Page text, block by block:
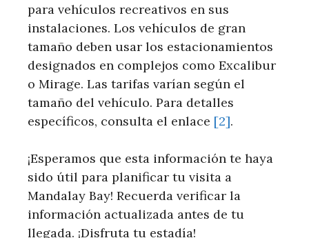
para vehículos recreativos en sus
instalaciones. Los vehículos de gran
tamaño ​deben usar los estacionamientos
designados en complejos como Excalibur
o Mirage. Las tarifas varían según el
tamaño del vehículo. Para detalles
específicos, consulta el enlace [2].
¡Esperamos que​ esta información te haya
sido⁣ útil para planificar ⁢tu visita a
Mandalay Bay! Recuerda verificar la
información actualizada antes de tu
llegada. ¡Disfruta ⁢tu estadía!